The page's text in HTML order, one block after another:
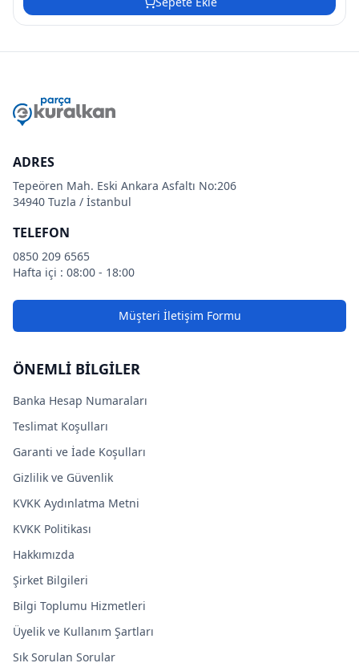
ADRES
Tepeören Mah. Eski Ankara Asfaltı No:206
34940 Tuzla / İstanbul
TELEFON
0850 209 6565
Hafta içi : 08:00 - 18:00
Müşteri İletişim Formu
ÖNEMLİ BİLGİLER
Banka Hesap Numaraları
Teslimat Koşulları
Garanti ve İade Koşulları
Gizlilik ve Güvenlik
KVKK Aydınlatma Metni
KVKK Politikası
Hakkımızda
Şirket Bilgileri
Bilgi Toplumu Hizmetleri
Üyelik ve Kullanım Şartları
Sık Sorulan Sorular